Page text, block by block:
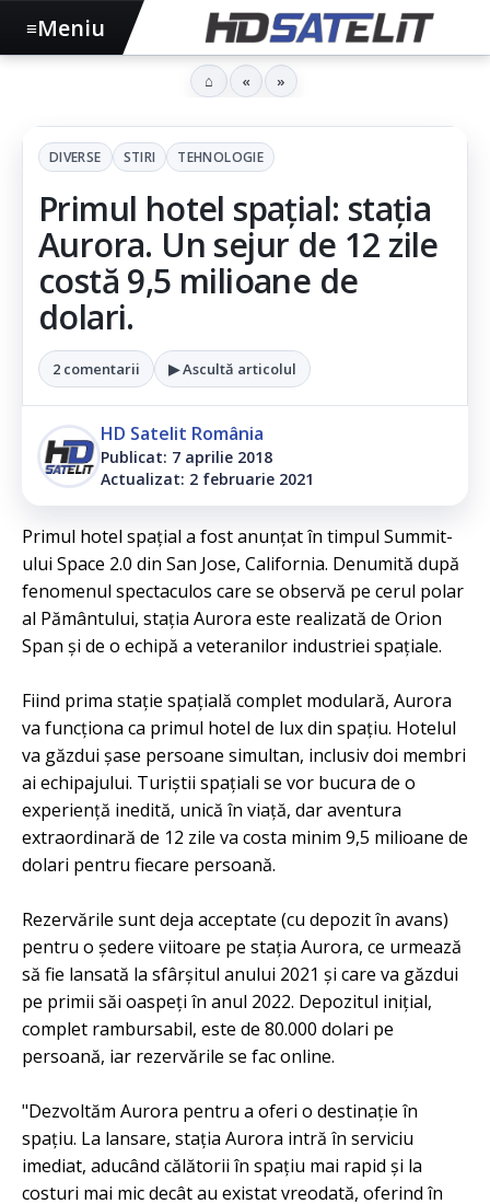
DIVERSE STIRI TEHNOLOGIE
Primul hotel spațial: stația
Aurora. Un sejur de 12 zile
costă 9,5 milioane de
dolari.
2 comentarii ▶ Ascultă articolul
HD Satelit România
Publicat: 7 aprilie 2018
Actualizat: 2 februarie 2021
Primul hotel spațial a fost anunțat în timpul Summit-
ului Space 2.0 din San Jose, California. Denumită după
fenomenul spectaculos care se observă pe cerul polar
al Pământului, stația Aurora este realizată de Orion
Span și de o echipă a veteranilor industriei spațiale.
Fiind prima stație spațială complet modulară, Aurora
va funcționa ca primul hotel de lux din spațiu. Hotelul
va găzdui șase persoane simultan, inclusiv doi membri
ai echipajului. Turiștii spațiali se vor bucura de o
experiență inedită, unică în viață, dar aventura
extraordinară de 12 zile va costa minim 9,5 milioane de
dolari pentru fiecare persoană.
Rezervările sunt deja acceptate (cu depozit în avans)
pentru o ședere viitoare pe stația Aurora, ce urmează
să fie lansată la sfârșitul anului 2021 și care va găzdui
pe primii săi oaspeți în anul 2022. Depozitul inițial,
complet rambursabil, este de 80.000 dolari pe
persoană, iar rezervările se fac online.
"Dezvoltăm Aurora pentru a oferi o destinație în
spațiu. La lansare, stația Aurora intră în serviciu
imediat, aducând călătorii în spațiu mai rapid și la
costuri mai mic decât au existat vreodată, oferind în
≡Meniu
⌂ « »